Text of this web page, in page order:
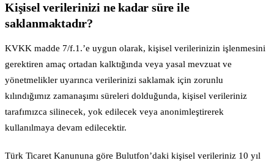
Kişisel verilerinizi ne kadar süre ile
saklanmaktadır?
KVKK madde 7/f.1.’e uygun olarak, kişisel verilerinizin işlenmesini
gerektiren amaç ortadan kalktığında veya yasal mevzuat ve
yönetmelikler uyarınca verilerinizi saklamak için zorunlu
kılındığımız zamanaşımı süreleri dolduğunda, kişisel verileriniz
tarafımızca silinecek, yok edilecek veya anonimleştirerek
kullanılmaya devam edilecektir.
Türk Ticaret Kanununa göre Bulutfon’daki kişisel verileriniz 10 yıl